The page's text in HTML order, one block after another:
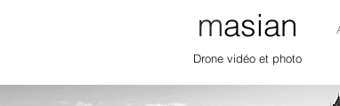
masian
Drone vidéo et photo